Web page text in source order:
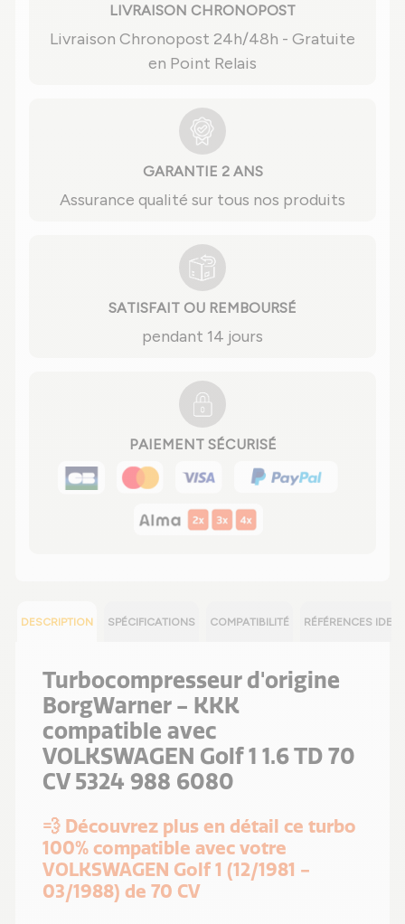
LIVRAISON CHRONOPOST
Livraison Chronopost 24h/48h - Gratuite
en Point Relais
GARANTIE 2 ANS
Assurance qualité sur tous nos produits
SATISFAIT OU REMBOURSÉ
pendant 14 jours
PAIEMENT SÉCURISÉ
DESCRIPTION SPÉCIFICATIONS COMPATIBILITÉ RÉFÉRENCES
Turbocompresseur d'origine
BorgWarner - KKK
compatible avec
VOLKSWAGEN Golf 1 1.6 TD 70
CV 5324 988 6080
💨 Découvrez plus en détail ce turbo
100% compatible avec votre
VOLKSWAGEN Golf 1 (12/1981 -
03/1988) de 70 CV